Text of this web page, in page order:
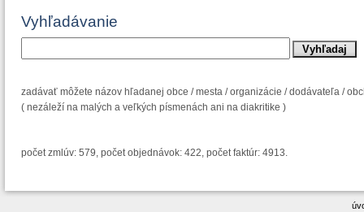
Vyhľadávanie
zadávať môžete názov hľadanej obce / mesta / organizácie / dodávateľa /
( nezáleží na malých a veľkých písmenách ani na diakritike )
počet zmlúv: 579, počet objednávok: 422, počet faktúr: 4913.